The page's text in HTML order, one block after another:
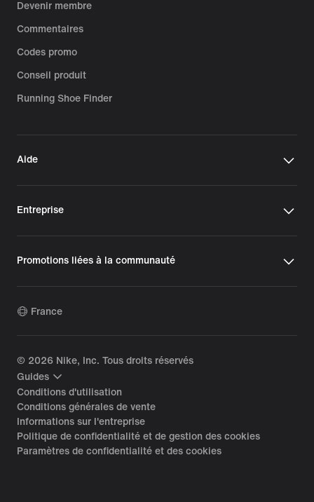
Devenir membre
Commentaires
Codes promo
Conseil produit
Running Shoe Finder
Aide
Entreprise
Promotions liées à la communauté
France
© 2026 Nike, Inc. Tous droits réservés
Guides
Conditions d'utilisation
Conditions générales de vente
Informations sur l'entreprise
Politique de confidentialité et de gestion des cookies
Paramètres de confidentialité et des cookies